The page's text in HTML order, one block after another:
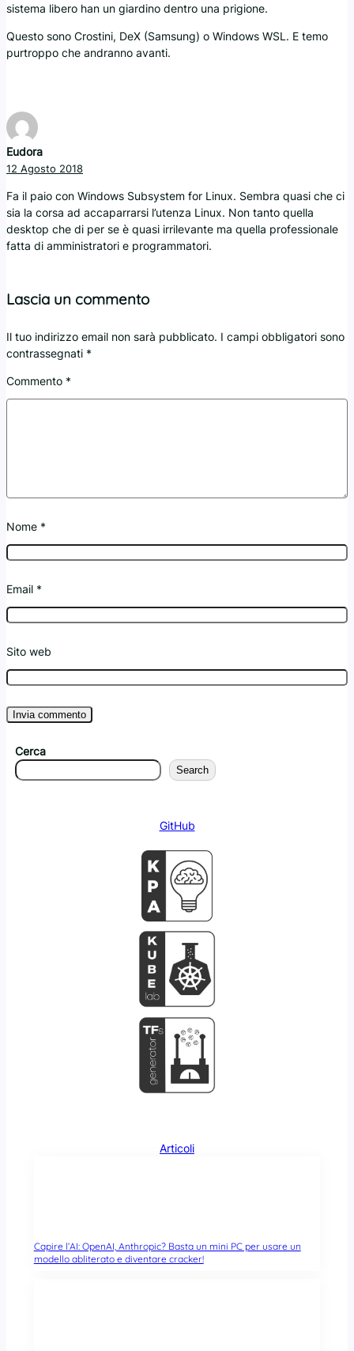
sistema libero han un giardino dentro una prigione.
Questo sono Crostini, DeX (Samsung) o Windows WSL. E temo
purtroppo che andranno avanti.
Eudora
12 Agosto 2018
Fa il paio con Windows Subsystem for Linux. Sembra quasi che ci
sia la corsa ad accaparrarsi l’utenza Linux. Non tanto quella
desktop che di per se è quasi irrilevante ma quella professionale
fatta di amministratori e programmatori.
Lascia un commento
Il tuo indirizzo email non sarà pubblicato. I campi obbligatori sono
contrassegnati *
Commento *
Nome *
Email *
Sito web
Cerca
Search
GitHub
Articoli
Capire l’AI: OpenAI, Anthropic? Basta un mini PC per usare un
modello abliterato e diventare cracker!